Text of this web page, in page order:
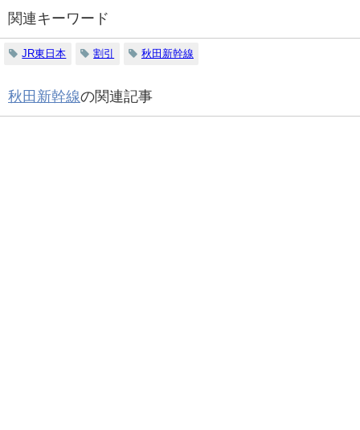
関連キーワード
JR東日本 割引 秋田新幹線
秋田新幹線の関連記事